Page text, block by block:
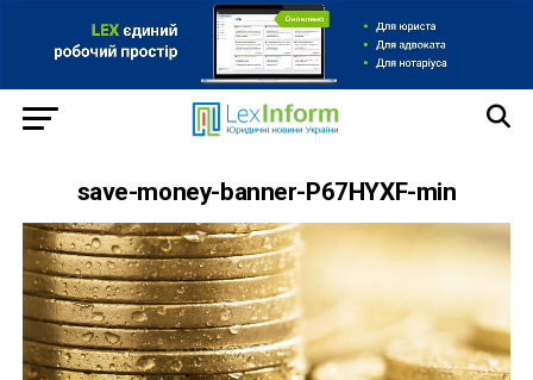
save-money-banner-P67HYXF-min